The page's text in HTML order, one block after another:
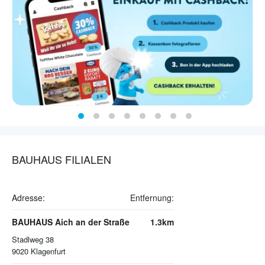
BAUHAUS FILIALEN
Adresse: Entfernung:
BAUHAUS Aich an der Straße
Stadlweg 38
9020 Klagenfurt
1.3km